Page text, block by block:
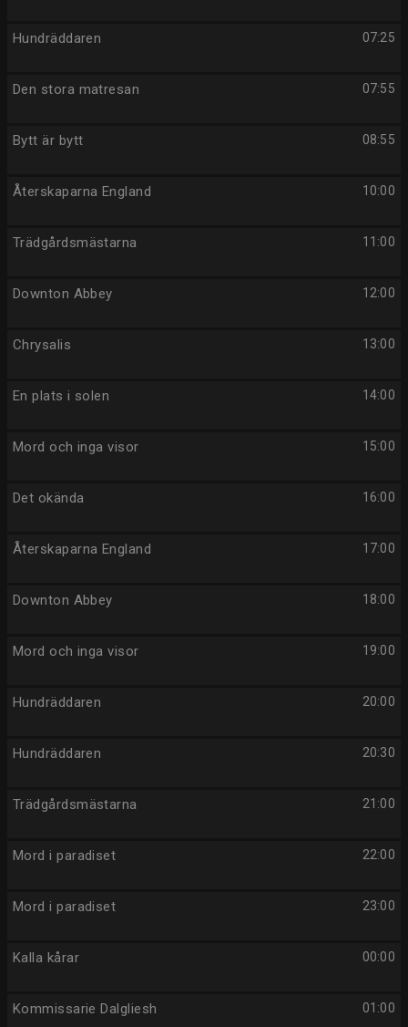
07:25
Hundräddaren
07:55
Den stora matresan
08:55
Bytt är bytt
10:00
Återskaparna England
11:00
Trädgårdsmästarna
12:00
Downton Abbey
13:00
Chrysalis
14:00
En plats i solen
15:00
Mord och inga visor
16:00
Det okända
17:00
Återskaparna England
18:00
Downton Abbey
19:00
Mord och inga visor
20:00
Hundräddaren
20:30
Hundräddaren
21:00
Trädgårdsmästarna
22:00
Mord i paradiset
23:00
Mord i paradiset
00:00
Kalla kårar
01:00
Kommissarie Dalgliesh